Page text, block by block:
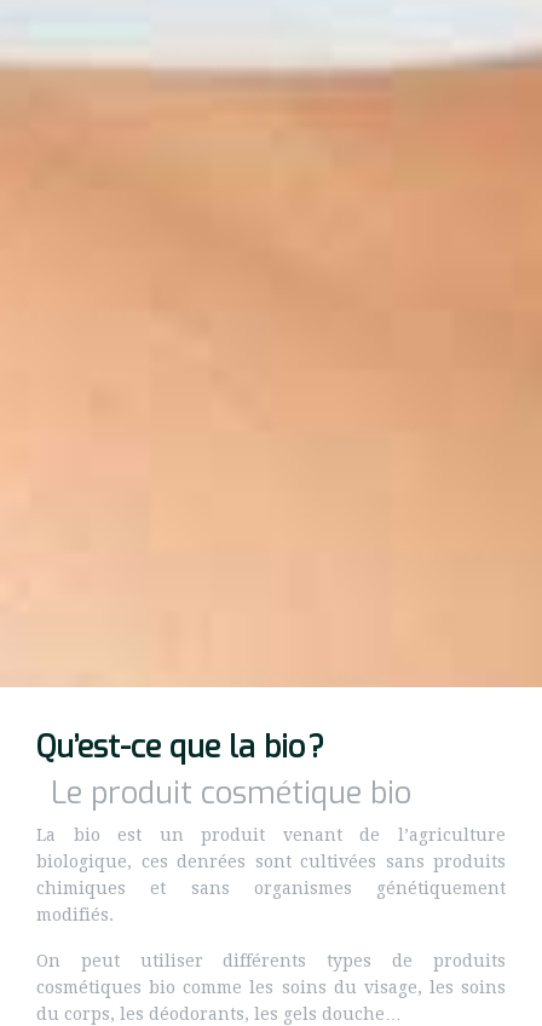
Qu’est-ce que la bio ?
Le produit cosmétique bio
La bio est un produit venant de l’agriculture
biologique, ces denrées sont cultivées sans produits
chimiques et sans organismes génétiquement
modifiés.
On peut utiliser différents types de produits
cosmétiques bio comme les soins du visage, les soins
du corps, les déodorants, les gels douche…